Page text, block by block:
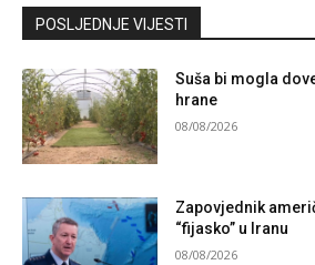
Kontaktirajte nas
POSLJEDNJE VIJESTI
Suša bi mogla
hrane
08/08/2026
Zapovjednik
“fijasko” u Iranu
08/08/2026